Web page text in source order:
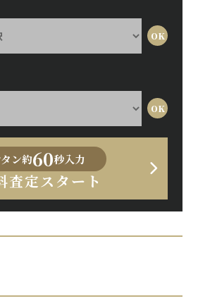
ン約60秒入力
査定スタート